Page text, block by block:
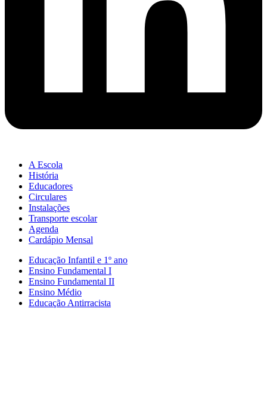
A Escola
História
Educadores
Circulares
Instalações
Transporte escolar
Agenda
Cardápio Mensal
Educação Infantil e 1º ano
Ensino Fundamental I
Ensino Fundamental II
Ensino Médio
Educação Antirracista